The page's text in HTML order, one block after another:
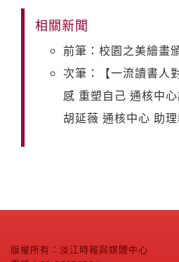
相關新聞
前筆：校園之美繪畫
次筆：【一流讀書人
感 重塑自己 通核中
胡延薇 通核中心 助
版權所有：淡江時報與媒體中心